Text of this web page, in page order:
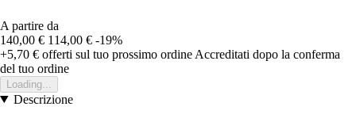
A partire da
140,00 € 114,00 € -19%
+5,70 € offerti sul tuo prossimo ordine Accreditati dopo la conferma
del tuo ordine
Loading...
Descrizione